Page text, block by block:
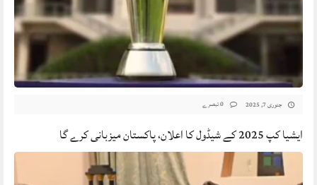
جنوری 7, 2025
ایشیا کپ 2025 کے شیڈول کا اعلان، پاکستان میزبانی کرے گا